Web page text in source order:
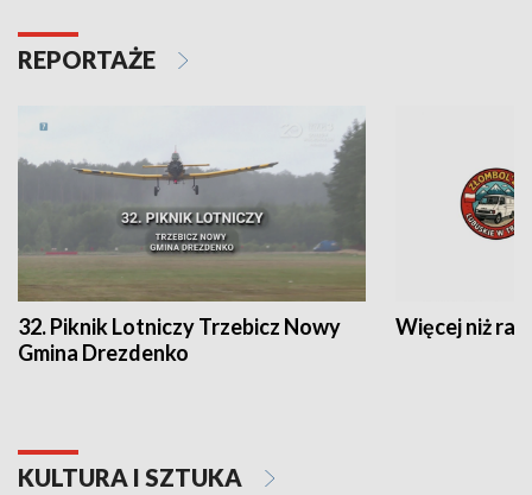
REPORTAŻE
32. Piknik Lotniczy Trzebicz Nowy
Gmina Drezdenko
Więcej niż rajd
KULTURA I SZTUKA